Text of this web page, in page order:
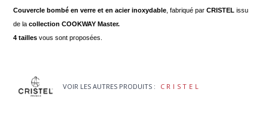
Couvercle bombé en verre et en acier inoxydable, fabriqué parCRISTELissu
de la collection COOKWAY Master.
4 tailles vous sont proposées.
VOIR LES AUTRES PRODUITS : CRISTEL